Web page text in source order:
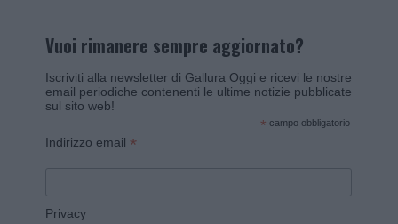
Vuoi rimanere sempre aggiornato?
Iscriviti alla newsletter di Gallura Oggi e ricevi le nostre
email periodiche contenenti le ultime notizie pubblicate
sul sito web!
* campo obbligatorio
Indirizzo email *
Privacy